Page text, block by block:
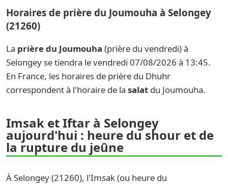
Horaires de prière du Joumouha à Selongey
(21260)
La prière du Joumouha (prière du vendredi) à
Selongey se tiendra le vendredi 07/08/2026 à 13:45.
En France, les horaires de prière du Dhuhr
correspondent à l'horaire de la salat du Joumouha.
Imsak et Iftar à Selongey
aujourd'hui : heure du shour et de
la rupture du jeûne
À Selongey (21260), l'Imsak (ou heure du